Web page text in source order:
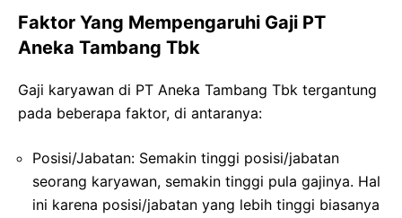
Faktor Yang Mempengaruhi Gaji PT
Aneka Tambang Tbk
Gaji karyawan di PT Aneka Tambang Tbk tergantung
pada beberapa faktor, di antaranya:
Posisi/Jabatan: Semakin tinggi posisi/jabatan
seorang karyawan, semakin tinggi pula gajinya. Hal
ini karena posisi/jabatan yang lebih tinggi biasanya